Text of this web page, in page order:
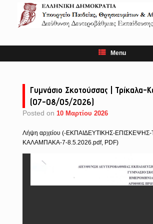
content
Menu
Γυμνάσιο Σκοτούσσας | Τρίκαλα-
(07-08/05/2026)
Posted on 10 Μαρτίου 2026
Λήψη αρχείου (-ΕΚΠΑΙΔΕΥΤΙΚΗΣ-
ΚΑΛΑΜΠΑΚΑ-7-8.5.2026.pdf, PDF)